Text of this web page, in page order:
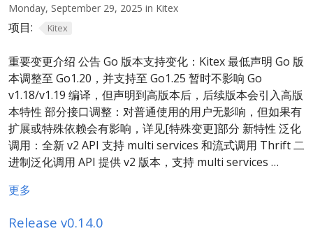
Monday, September 29, 2025 in Kitex
项目: Kitex
重要变更介绍 公告 Go 版本支持变化：Kitex 最低声明 Go 版
本调整至 Go1.20，并支持至 Go1.25 暂时不影响 Go
v1.18/v1.19 编译，但声明到高版本后，后续版本会引入高版
本特性 部分接口调整：对普通使用的用户无影响，但如果有
扩展或特殊依赖会有影响，详见[特殊变更]部分 新特性 泛化
调用：全新 v2 API 支持 multi services 和流式调用 Thrift 二
进制泛化调用 API 提供 v2 版本，支持 multi services …
更多
Release v0.14.0